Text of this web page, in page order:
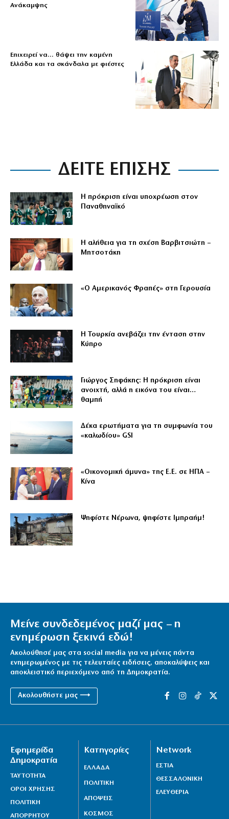
Ανάκαμψης
Επιχειρεί να… θάψει την καμένη
Ελλάδα και τα σκάνδαλα με φιέστες
ΔΕΙΤΕ ΕΠΙΣΗΣ
Η πρόκριση είναι υποχρέωση στον
Παναθηναϊκό
Η αλήθεια για τη σχέση Βαρβιτσιώτη –
Μητσοτάκη
«Ο Αμερικανός Φραπές» στη Γερουσία
Η Τουρκία ανεβάζει την ένταση στην
Κύπρο
Γιώργος Σηφάκης: Η πρόκριση είναι
ανοιχτή, αλλά η εικόνα του είναι…
θαμπή
Δέκα ερωτήματα για τη συμφωνία του
«καλωδίου» GSI
«Οικονομική άμυνα» της Ε.Ε. σε ΗΠΑ –
Κίνα
Ψηφίστε Νέρωνα, ψηφίστε Ιμπραήμ!
Μείνε συνδεδεμένος μαζί μας – η
ενημέρωση ξεκινά εδώ!
Ακολούθησέ μας στα social media για να μένεις πάντα
ενημερωμένος με τις τελευταίες ειδήσεις, αποκαλύψεις και
αποκλειστικό περιεχόμενο από τη Δημοκρατία.
Ακολουθήστε μας ⟶
Εφημερίδα
Δημοκρατία
ΤΑΥΤΟΤΗΤΑ
ΟΡΟΙ ΧΡΗΣΗΣ
ΠΟΛΙΤΙΚΗ
ΑΠΟΡΡΗΤΟΥ
Κατηγορίες
ΕΛΛΑΔΑ
ΠΟΛΙΤΙΚΗ
ΑΠΟΨΕΙΣ
ΚΟΣΜΟΣ
Network
ΕΣΤΙΑ
ΘΕΣΣΑΛΟΝΙΚΗ
ΕΛΕΥΘΕΡΙΑ